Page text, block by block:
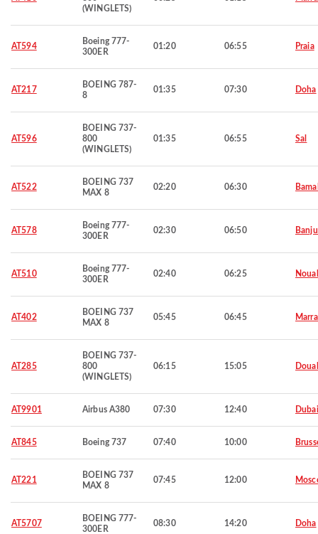
(WINGLETS)
AT594
Boeing 777-
300ER
01:20 06:55 Praia
AT217
BOEING 787-
8
01:35 07:30 Doha
AT596
BOEING 737-
800
(WINGLETS)
01:35 06:55 Sal
AT522
BOEING 737
MAX 8
02:20 06:30
AT578
Boeing 777-
300ER
02:30 06:50
AT510
Boeing 777-
300ER
02:40 06:25
AT402
BOEING 737
MAX 8
05:45 06:45
AT285
BOEING 737-
800
(WINGLETS)
06:15 15:05
AT9901 Airbus A380 07:30 12:40 Dubai
AT845 Boeing 737 07:40 10:00
AT221
BOEING 737
MAX 8
07:45 12:00
AT5707
BOEING 777-
300ER
08:30 14:20 Doha